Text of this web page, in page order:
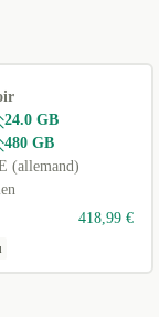
24.0 GB
480 GB
(allemand)
418,99 €